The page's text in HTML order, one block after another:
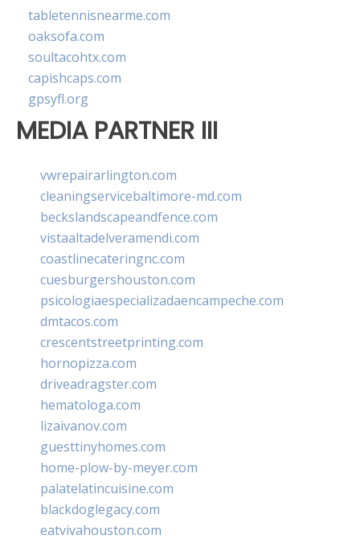
tabletennisnearme.com
oaksofa.com
soultacohtx.com
capishcaps.com
gpsyfl.org
MEDIA PARTNER III
vwrepairarlington.com
cleaningservicebaltimore-md.com
beckslandscapeandfence.com
vistaaltadelveramendi.com
coastlinecateringnc.com
cuesburgershouston.com
psicologiaespecializadaencampeche.com
dmtacos.com
crescentstreetprinting.com
hornopizza.com
driveadragster.com
hematologa.com
lizaivanov.com
guesttinyhomes.com
home-plow-by-meyer.com
palatelatincuisine.com
blackdoglegacy.com
eatvivahouston.com